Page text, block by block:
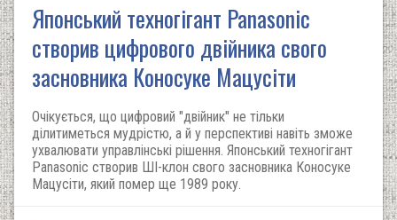
Японський техногігант Panasonic
створив цифрового двійника свого
засновника Коносуке Мацусіти
Очікується, що цифровий "двійник" не тільки
ділитиметься мудрістю, а й у перспективі навіть зможе
ухвалювати управлінські рішення. Японський техногігант
Panasonic створив ШІ-клон свого засновника Коносуке
Мацусіти, який помер ще 1989 року.